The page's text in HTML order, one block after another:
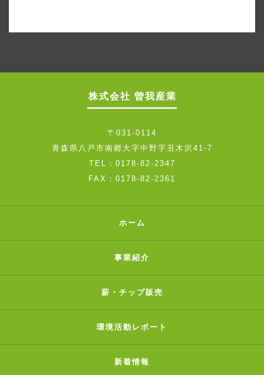
株式会社 曽我産業
〒031-0114
青森県八戸市南郷大字中野字丑木沢41-7
TEL：0178-82-2347
FAX：0178-82-2361
ホーム
事業紹介
薪・チップ販売
環境活動レポート
新着情報